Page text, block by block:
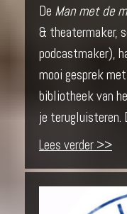
De Man met de
& theatermaker,
podcastmaker),
mooi gesprek
bibliotheek van
je terugluisteren.
Lees verder >>